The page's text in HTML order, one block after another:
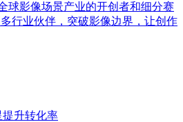
球影像场景产业的开创者和细分赛
行业伙伴，突破影像边界，让创作
提升转化率